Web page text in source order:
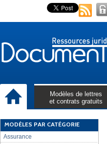
Modèles de lettres
et contrats gratuits
MODÈLES PAR CATÉGORIE
Assurance